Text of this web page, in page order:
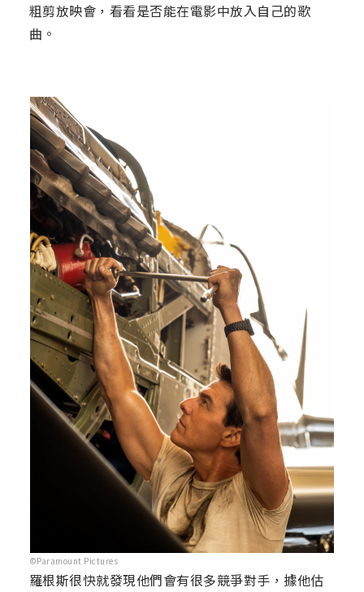
粗剪放映會，看看是否能在電影中放入自己的歌
曲。
©Paramount Pictures
羅根斯很快就發現他們會有很多競爭對手，據他估